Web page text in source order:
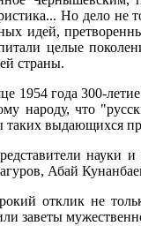
Но дело не
идей,
целые
страны.
1954 года 300-
народу, что
выдающихся
науки
Абай
отклик не
заветы